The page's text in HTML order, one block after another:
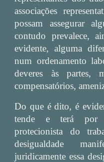
associações
possam assegurar
contudo prevalece,
evidente, alguma
num ordenamento
deveres às partes,
compensatórios,
Do que é dito, é
tende e terá por
protecionista do
desigualdade
juridicamente essa